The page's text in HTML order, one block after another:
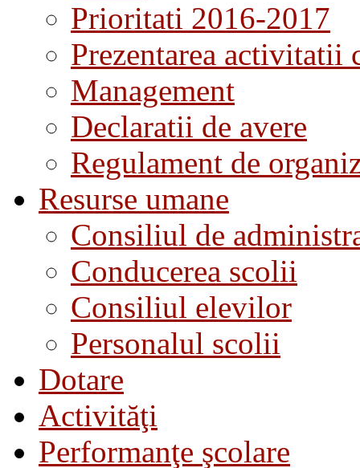
Prioritati 2016-2017
Prezentarea activitatii
Management
Declaratii de avere
Regulament de
Resurse umane
Consiliul de
Conducerea scolii
Consiliul elevilor
Personalul scolii
Dotare
Activităţi
Performanţe şcolare